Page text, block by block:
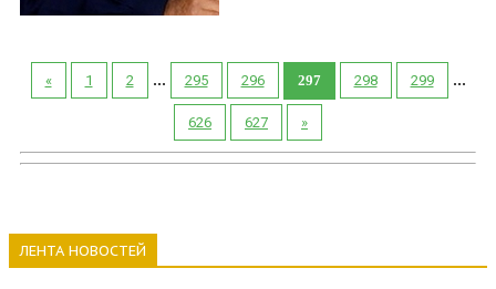
« 1 2 ... 295 296 297 298 299 ...
626 627 »
ЛЕНТА НОВОСТЕЙ